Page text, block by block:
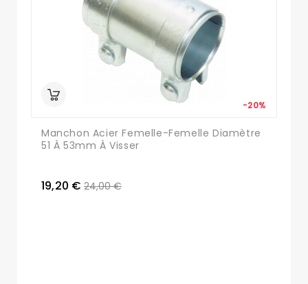
Manchon Acier Femelle-Femelle Diamètre
51 À 53mm À Visser
19,20 €
-20%
24,00 €